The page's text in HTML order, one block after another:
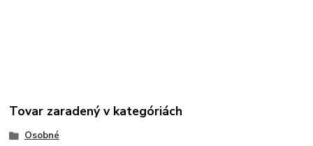
Tovar zaradený v kategóriách
Osobné